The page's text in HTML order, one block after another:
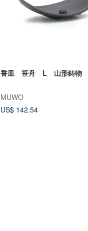
香皿 笹舟 L 山形鋳物
MUWO
US$ 142.54